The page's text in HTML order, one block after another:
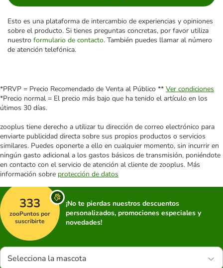
Esto es una plataforma de intercambio de experiencias y opiniones
sobre el producto. Si tienes preguntas concretas, por favor utiliza
nuestro formulario de contacto. También puedes llamar al número
de atención telefónica.
*PRVP = Precio Recomendado de Venta al Público ** Ver condiciones
*Precio normal = El precio más bajo que ha tenido el artículo en los
útimos 30 días.
zooplus tiene derecho a utilizar tu dirección de correo electrónico para
enviarte publicidad directa sobre sus propios productos o servicios
similares. Puedes oponerte a ello en cualquier momento, sin incurrir en
ningún gasto adicional a los gastos básicos de transmisión, poniéndote
en contacto con el servicio de atención al cliente de zooplus. Más
información sobre protección de datos
333
zooPuntos por
suscribirte
¡No te pierdas nuestros descuentos
personalizados, promociones especiales y
novedades!
Selecciona la mascota